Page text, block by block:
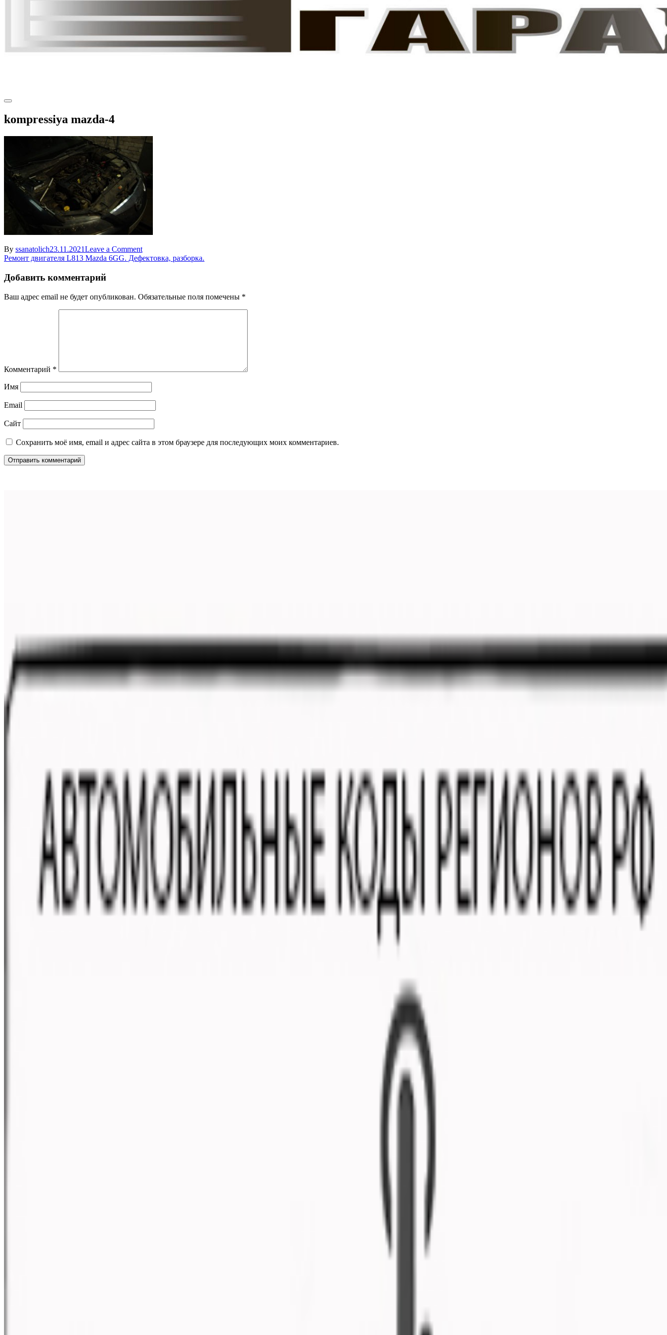
kompressiya mazda-4
By ssanatolich23.11.2021Leave a Commenton
kompressiya
Навигация
по
записям
Ремонт двигателя L813 Mazda 6GG. Дефектовка, разборка.
Добавить комментарий
Ваш адрес email не будет опубликован. Обязательные поля помечены *
Комментарий *
Имя
Email
Сайт
Сохранить моё имя, email и адрес сайта в этом браузере для последующих моих комментариев.